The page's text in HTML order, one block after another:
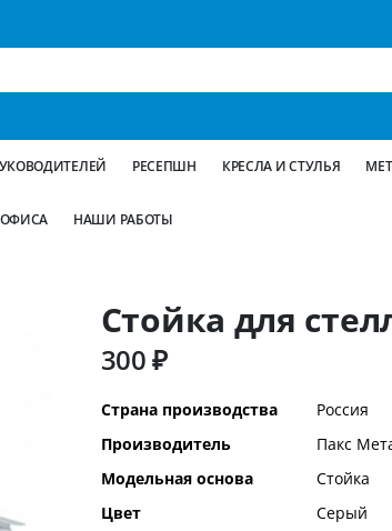
РЕСЕПШН КРЕСЛА И СТУЛЬЯ
НАШИ РАБОТЫ
Стойка для
300 ₽
Дополнительная
информация
Страна производства
Россия
Производитель
Пакс
Модельная основа
Стойка
Цвет
Серый